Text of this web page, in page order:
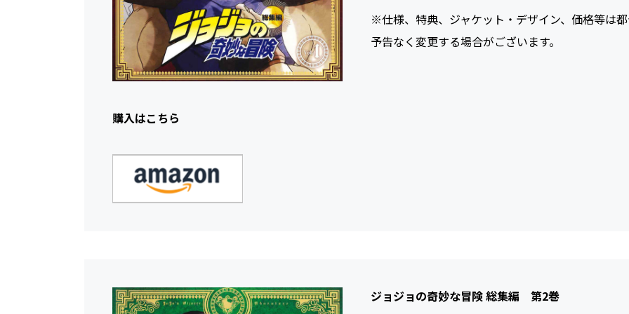
※仕様、特典、ジャケット・デザイン、価格等は
予告なく変更する場合がございます。
購入はこちら
ジョジョの奇妙な冒険 総集編 第2巻